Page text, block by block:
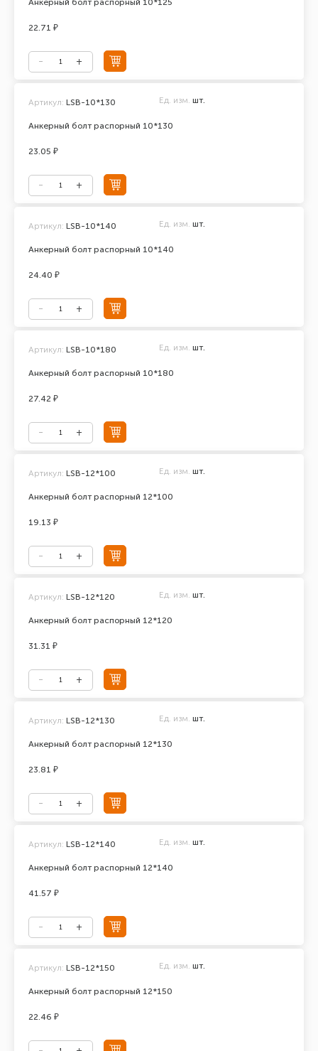
Анкерный болт распорный 10*125
22.71 ₽
Анкерный болт распорный 10*130
Артикул: LSB-10*130 Ед. изм. шт.
23.05 ₽
Анкерный болт распорный 10*140
Артикул: LSB-10*140 Ед. изм. шт.
24.40 ₽
Анкерный болт распорный 10*180
Артикул: LSB-10*180 Ед. изм. шт.
27.42 ₽
Анкерный болт распорный 12*100
Артикул: LSB-12*100 Ед. изм. шт.
19.13 ₽
Анкерный болт распорный 12*120
Артикул: LSB-12*120 Ед. изм. шт.
31.31 ₽
Анкерный болт распорный 12*130
Артикул: LSB-12*130 Ед. изм. шт.
23.81 ₽
Анкерный болт распорный 12*140
Артикул: LSB-12*140 Ед. изм. шт.
41.57 ₽
Анкерный болт распорный 12*150
Артикул: LSB-12*150 Ед. изм. шт.
22.46 ₽